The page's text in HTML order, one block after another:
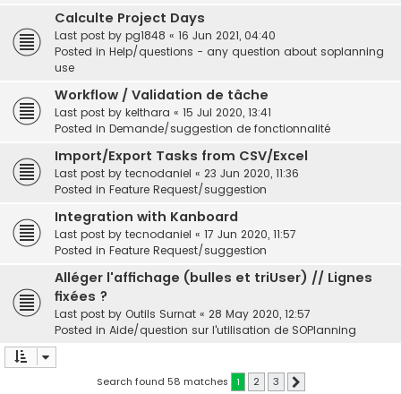
Calculte Project Days
Last post by pg1848 « 16 Jun 2021, 04:40
Posted in Help/questions - any question about soplanning
use
Workflow / Validation de tâche
Last post by kelthara « 15 Jul 2020, 13:41
Posted in Demande/suggestion de fonctionnalité
Import/Export Tasks from CSV/Excel
Last post by tecnodaniel « 23 Jun 2020, 11:36
Posted in Feature Request/suggestion
Integration with Kanboard
Last post by tecnodaniel « 17 Jun 2020, 11:57
Posted in Feature Request/suggestion
Alléger l'affichage (bulles et triUser) // Lignes
fixées ?
Last post by Outils Surnat « 28 May 2020, 12:57
Posted in Aide/question sur l'utilisation de SOPlanning
Search found 58 matches 1 2 3